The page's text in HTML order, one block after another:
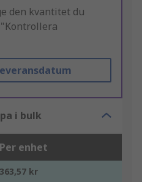
den kvantitet du
i bulk
Per enhet
363,57 kr